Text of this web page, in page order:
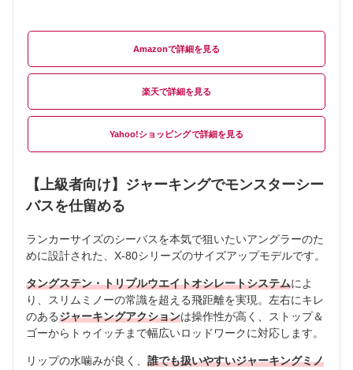
Amazon
楽天
Yahoo!ショッピング
【上級者向け】ジャーキングでモンスターシー
バスを仕留める
ランカーサイズのシーバスを本気で狙いたいアングラーのた
めに設計された、X-80シリーズのサイズアップモデルです。
タングステン・トリプルウエイトオシレートシステムによ
り、スリムミノーの常識を超える飛距離を実現。左右にキレ
のあるジャーキングアクションは操作性が高く、ストップ＆
ゴーからトゥイッチまで幅広いロッドワークに対応します。
リップの水噛みが良く、 誰でも扱いやすいジャーキングミノ